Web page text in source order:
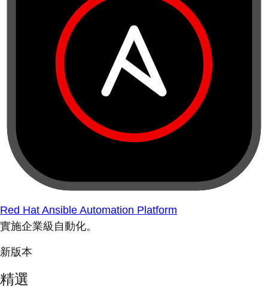
Red Hat Ansible Automation Platform
實施企業級自動化。
新版本
精選